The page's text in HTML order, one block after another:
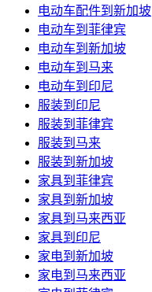
电动车配件到新加坡
电动车到菲律宾
电动车到新加坡
电动车到马来
电动车到印尼
服装到印尼
服装到菲律宾
服装到马来
服装到新加坡
家具到菲律宾
家具到新加坡
家具到马来西亚
家具到印尼
家电到新加坡
家电到马来西亚